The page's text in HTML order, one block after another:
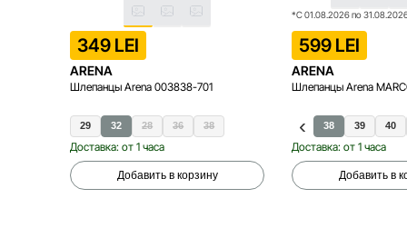
349 LEI
ARENA
Шлепанцы Arena 003838-701
29 32 28 36 38
Доставка: от 1 часа
Добавить в корзину
*С 01.08.2026 по
599 LEI
ARENA
Шлепанцы Arena
38 39 40
Доставка: от 1 часа
Добавить в